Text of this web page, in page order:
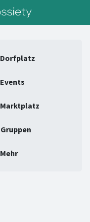
Dorfplatz
Events
Marktplatz
Gruppen
Mehr